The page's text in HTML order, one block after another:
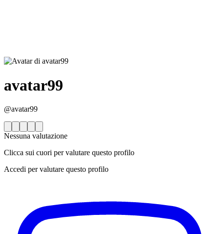
avatar99
@avatar99
Nessuna valutazione
Clicca sui cuori per valutare questo profilo
Accedi per valutare questo profilo